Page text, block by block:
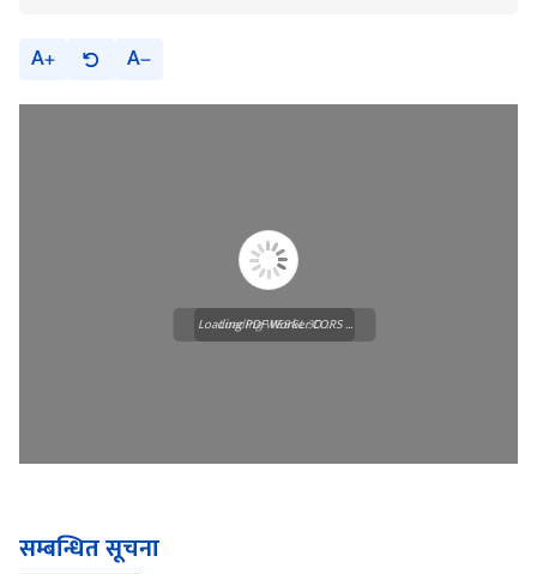
A A
Loading WEBGL 3D ...
Loading PDF Worker CORS ...
सम्बन्धित सूचना